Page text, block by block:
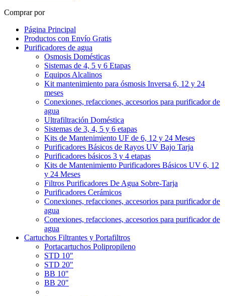
Comprar por
Página Principal
Productos con Envío Gratis
Purificadores de agua
Osmosis Domésticas
Sistemas de 4, 5 y 6 Etapas
Equipos Alcalinos
Kit mantenimiento para ósmosis Inversa 6, 12 y 24
meses
Conexiones, refacciones, accesorios para purificador de
agua
Ultrafiltración Doméstica
Sistemas de 3, 4, 5 y 6 etapas
Kits de Mantenimiento UF de 6, 12 y 24 Meses
Purificadores Básicos de Rayos UV Bajo Tarja
Purificadores básicos 3 y 4 etapas
Kits de Mantenimiento Purificadores Básicos UV 6, 12
y 24 Meses
Filtros Purificadores De Agua Sobre-Tarja
Purificadores Cerámicos
Conexiones, refacciones, accesorios para purificador de
agua
Conexiones, refacciones, accesorios para purificador de
agua
Cartuchos Filtrantes y Portafiltros
Portacartuchos Polipropileno
STD 10"
STD 20"
BB 10"
BB 20"